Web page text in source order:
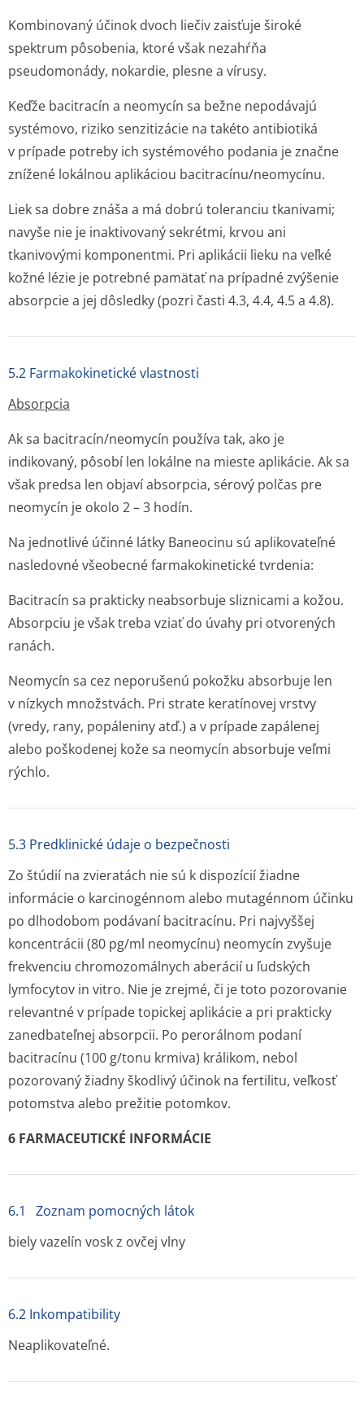
Kombinovaný účinok dvoch liečiv zaisťuje široké
spektrum pôsobenia, ktoré však nezahŕňa
pseudomonády, nokardie, plesne a vírusy.
Keďže bacitracín a neomycín sa bežne nepodávajú
systémovo, riziko senzitizácie na takéto antibiotiká
v prípade potreby ich systémového podania je značne
znížené lokálnou aplikáciou bacitracínu/ne­omycínu.
Liek sa dobre znáša a má dobrú toleranciu tkanivami;
navyše nie je inaktivovaný sekrétmi, krvou ani
tkanivovými komponentmi. Pri aplikácii lieku na veľké
kožné lézie je potrebné pamätať na prípadné zvýšenie
absorpcie a jej dôsledky (pozri časti 4.3, 4.4, 4.5 a 4.8).
5.2 Farmakokinetické vlastnosti
Absorpcia
Ak sa bacitracín/neomycín používa tak, ako je
indikovaný, pôsobí len lokálne na mieste aplikácie. Ak sa
však predsa len objaví absorpcia, sérový polčas pre
neomycín je okolo 2 – 3 hodín.
Na jednotlivé účinné látky Baneocinu sú aplikovateľné
nasledovné všeobecné farmakokinetické tvrdenia:
Bacitracín sa prakticky neabsorbuje sliznicami a kožou.
Absorpciu je však treba vziať do úvahy pri otvorených
ranách.
Neomycín sa cez neporušenú pokožku absorbuje len
v nízkych množstvách. Pri strate keratínovej vrstvy
(vredy, rany, popáleniny atď.) a v prípade zapálenej
alebo poškodenej kože sa neomycín absorbuje veľmi
rýchlo.
5.3 Predklinické údaje o bezpečnosti
Zo štúdií na zvieratách nie sú k dispozícií žiadne
informácie o karcinogénnom alebo mutagénnom účinku
po dlhodobom podávaní bacitracínu. Pri najvyššej
koncentrácii (80 pg/ml neomycínu) neomycín zvyšuje
frekvenciu chromozomálnych aberácií u ľudských
lymfocytov in vitro. Nie je zrejmé, či je toto pozorovanie
relevantné v prípade topickej aplikácie a pri prakticky
zanedbateľnej absorpcii. Po perorálnom podaní
bacitracínu (100 g/tonu krmiva) králikom, nebol
pozorovaný žiadny škodlivý účinok na fertilitu, veľkosť
potomstva alebo prežitie potomkov.
6 FARMACEUTICKÉ INFORMÁCIE
6.1 Zoznam pomocných látok
biely vazelín vosk z ovčej vlny
6.2 Inkompatibility
Neaplikovateľné.